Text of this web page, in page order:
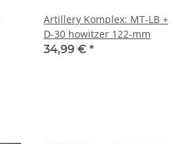
Artillery Komplex: MT-LB +
D-30 howitzer 122-mm
34,99 € *